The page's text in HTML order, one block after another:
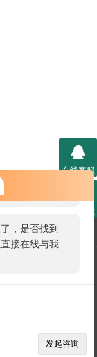
很高兴为您
么问题呢？
，是否找到
接在线与我
发起咨询
在线客服
联系方式